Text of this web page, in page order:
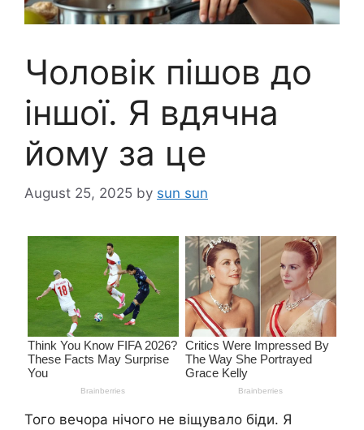
Чоловік пішов до
іншої. Я вдячна
йому за це
August 25, 2025 by sun sun
Того вечора нічого не віщувало біди. Я